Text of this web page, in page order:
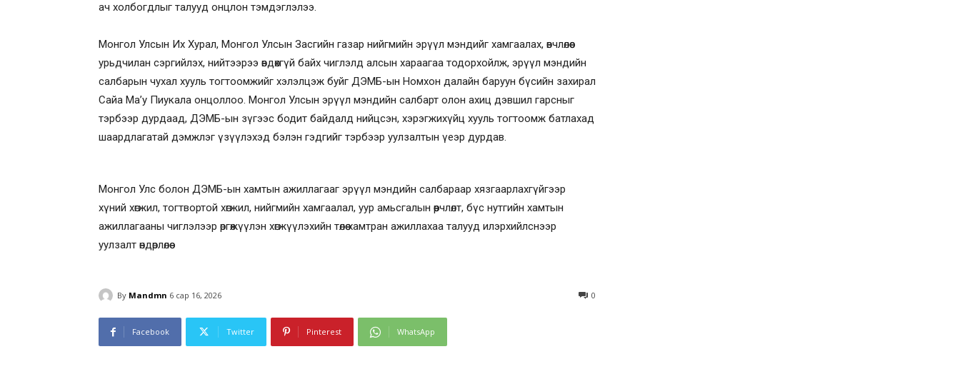
ач холбогдлыг талууд онцлон тэмдэглэлээ.
Монгол Улсын Их Хурал, Монгол Улсын Засгийн газар нийгмийн эрүүл мэндийг хамгаалах, өвчлөлөөс
урьдчилан сэргийлэх, нийтээрээ өвдөхгүй байх чиглэлд алсын хараагаа тодорхойлж, эрүүл мэндийн
салбарын чухал хууль тогтоомжийг хэлэлцэж буйг ДЭМБ-ын Номхон далайн баруун бүсийн захирал
Сайа Ма’у Пиукала онцоллоо. Монгол Улсын эрүүл мэндийн салбарт олон ахиц дэвшил гарсныг
тэрбээр дурдаад, ДЭМБ-ын зүгээс бодит байдалд нийцсэн, хэрэгжихүйц хууль тогтоомж батлахад
шаардлагатай дэмжлэг үзүүлэхэд бэлэн гэдгийг тэрбээр уулзалтын үеэр дурдав.
Монгол Улс болон ДЭМБ-ын хамтын ажиллагааг эрүүл мэндийн салбараар хязгаарлахгүйгээр
хүний хөгжил, тогтвортой хөгжил, нийгмийн хамгаалал, уур амьсгалын өөрчлөлт, бүс нутгийн хамтын
ажиллагааны чиглэлээр өргөжүүлэн хөгжүүлэхийн төлөө хамтран ажиллахаа талууд илэрхийлснээр
уулзалт өндөрлөлөө
By Mandmn 6 сар 16, 2026 0
Facebook Twitter Pinterest WhatsApp